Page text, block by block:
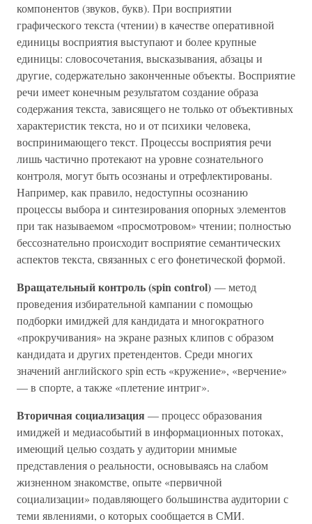
компонентов (звуков, букв). При восприятии
графического текста (чтении) в качестве оперативной
единицы восприятия выступают и более крупные
единицы: словосочетания, высказывания, абзацы и
другие, содержательно законченные объекты. Восприятие
речи имеет конечным результатом создание образа
содержания текста, зависящего не только от объективных
характеристик текста, но и от психики человека,
воспринимающего текст. Процессы восприятия речи
лишь частично протекают на уровне сознательного
контроля, могут быть осознаны и отрефлектированы.
Например, как правило, недоступны осознанию
процессы выбора и синтезирования опорных элементов
при так называемом «просмотровом» чтении; полностью
бессознательно происходит восприятие семантических
аспектов текста, связанных с его фонетической формой.
Вращательный контроль (spin control) — метод
проведения избирательной кампании с помощью
подборки имиджей для кандидата и многократного
«прокручивания» на экране разных клипов с образом
кандидата и других претендентов. Среди многих
значений английского spin есть «кружение», «верчение»
— в спорте, а также «плетение интриг».
Вторичная социализация — процесс образования
имиджей и медиасобытий в информационных потоках,
имеющий целью создать у аудитории мнимые
представления о реальности, основываясь на слабом
жизненном знакомстве, опыте «первичной
социализации» подавляющего большинства аудитории с
теми явлениями, о которых сообщается в СМИ.